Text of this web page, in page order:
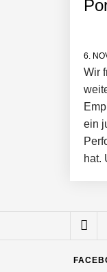
6.
Wir
ein
hat.